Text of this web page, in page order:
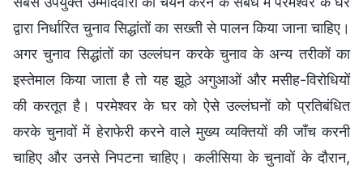
द्वारा निर्धारित चुनाव सिद्धांतों का सख्ती से पालन किया जाना चाहिए।
अगर चुनाव सिद्धांतों का उल्लंघन करके चुनाव के अन्य तरीकों का
इस्तेमाल किया जाता है तो यह झूठे अगुआओं और मसीह-विरोधियों
की करतूत है। परमेश्वर के घर को ऐसे उल्लंघनों को प्रतिबंधित
करके चुनावों में हेराफेरी करने वाले मुख्य व्यक्तियों की जाँच करनी
चाहिए और उनसे निपटना चाहिए। कलीसिया के चुनावों के दौरान,